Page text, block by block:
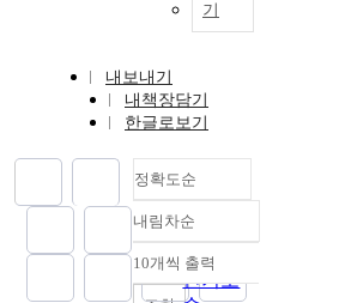
기
내보내기
내책장담기
한글로보기
정확도순
정확도
순
인기도
내림차순
내림차순
10개씩 출력